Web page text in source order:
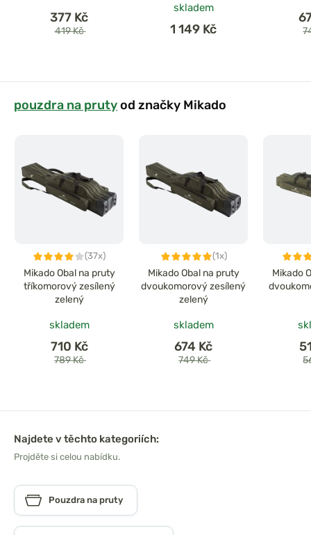
377 Kč
419 Kč
skladem
1 149 Kč
pouzdra na prutyod značky Mikado
(37x)
Mikado Obal na pruty
tříkomorový zesílený
zelený
skladem
710 Kč
789 Kč
(1x)
Mikado Obal na pruty
dvoukomorový zesílený
zelený
skladem
674 Kč
749 Kč
Mikado
Najdete v těchto kategoriích:
Projděte si celou nabídku.
Pouzdra na pruty